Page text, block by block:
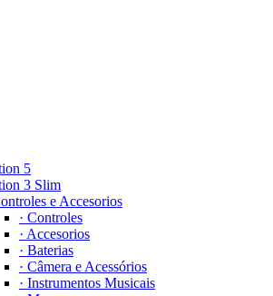
5
3 Slim
e Accesorios
· Controles
· Accesorios
· Baterias
· Câmera e Acessórios
· Instrumentos Musicais